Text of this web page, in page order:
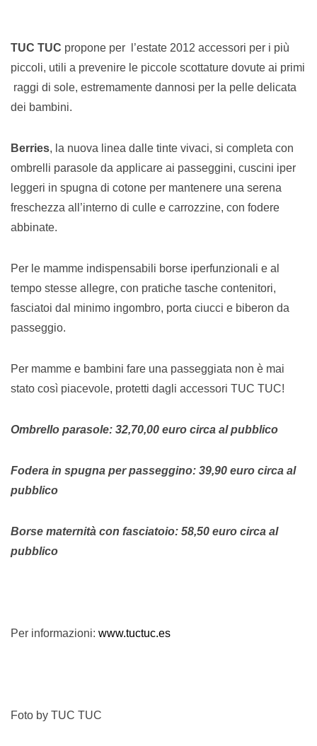
TUC TUC propone per l’estate 2012 accessori per i più
piccoli, utili a prevenire le piccole scottature dovute ai primi
raggi di sole, estremamente dannosi per la pelle delicata
dei bambini.
Berries, la nuova linea dalle tinte vivaci, si completa con
ombrelli parasole da applicare ai passeggini, cuscini iper
leggeri in spugna di cotone per mantenere una serena
freschezza all’interno di culle e carrozzine, con fodere
abbinate.
Per le mamme indispensabili borse iperfunzionali e al
tempo stesse allegre, con pratiche tasche contenitori,
fasciatoi dal minimo ingombro, porta ciucci e biberon da
passeggio.
Per mamme e bambini fare una passeggiata non è mai
stato così piacevole, protetti dagli accessori TUC TUC!
Ombrello parasole: 32,70,00 euro circa al pubblico
Fodera in spugna per passeggino: 39,90 euro circa al
pubblico
Borse maternità con fasciatoio: 58,50 euro circa al
pubblico
Per informazioni: www.tuctuc.es
Foto by TUC TUC